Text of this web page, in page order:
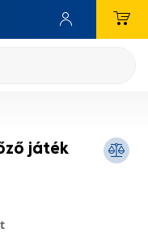
játék